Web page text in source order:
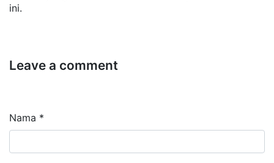
ini.
Leave a comment
Nama *